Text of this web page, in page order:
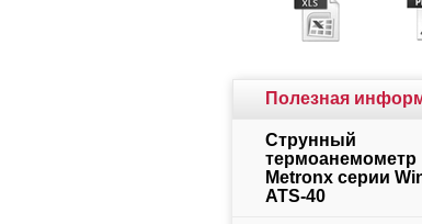
Полезная
Струнный
термоанемометр
Metronx серии
ATS-40